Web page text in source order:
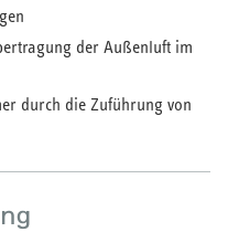
der Außenluft im
durch die Zuführung von